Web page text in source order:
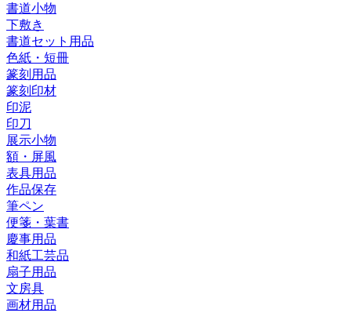
書道小物
下敷き
書道セット用品
色紙・短冊
篆刻用品
篆刻印材
印泥
印刀
展示小物
額・屏風
表具用品
作品保存
筆ペン
便箋・葉書
慶事用品
和紙工芸品
扇子用品
文房具
画材用品